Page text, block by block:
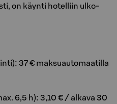
on käyn­ti ho­tel­liin ul­ko­
37 € maksuautomaatilla
6,5 h): 3,10 € / alkava 30